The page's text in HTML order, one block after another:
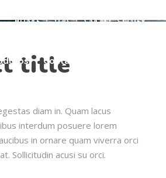
Contactos
Home/Tips/Small Slider
title
diam in. Quam lacus
interdum posuere lorem
in ornare quam viverra orci
Sollicitudin acusi su orci.